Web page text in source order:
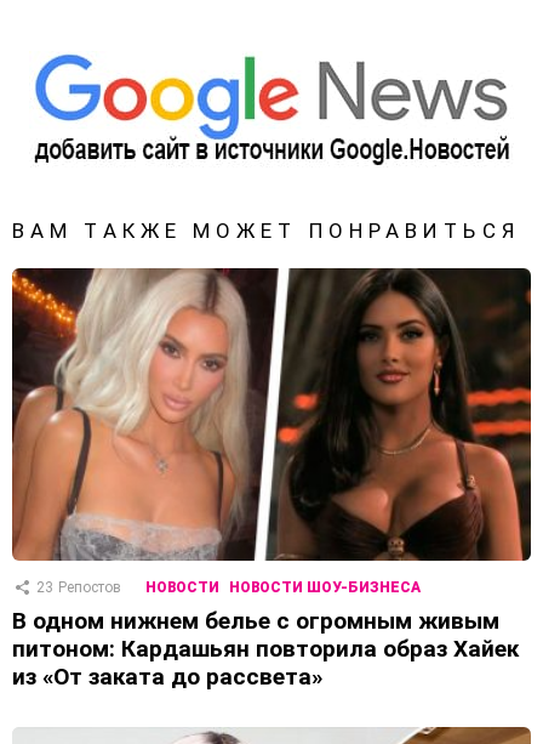
ВАМ ТАКЖЕ МОЖЕТ ПОНРАВИТЬСЯ
23 Репостов НОВОСТИ НОВОСТИ ШОУ-БИЗНЕСА
В одном нижнем белье с огромным живым
питоном: Кардашьян повторила образ Хайек
из «От заката до рассвета»